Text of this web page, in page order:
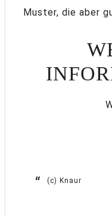
Muster, die aber
(c) Knaur